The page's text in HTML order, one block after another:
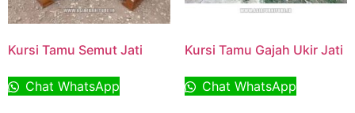
Kursi Tamu Semut Jati
Chat WhatsApp
Kursi Tamu Gajah Ukir Jati
Chat WhatsApp